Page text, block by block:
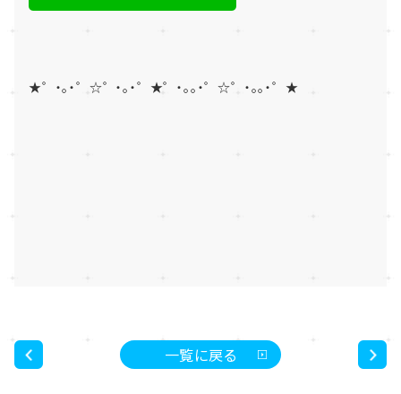
★゜・。・゜☆゜・。・゜★゜・。。・゜☆゜・。。・゜★
一覧に戻る